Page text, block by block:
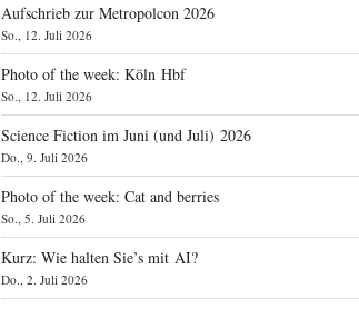
Aufschrieb zur Metropolcon 2026
So., 12. Juli 2026
Photo of the week: Köln Hbf
So., 12. Juli 2026
Science Fiction im Juni (und Juli) 2026
Do., 9. Juli 2026
Photo of the week: Cat and berries
So., 5. Juli 2026
Kurz: Wie halten Sie’s mit AI?
Do., 2. Juli 2026